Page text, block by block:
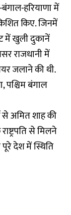
हरियाणा में
किए. जिनमें
में खुली दुकानें
राजधानी में
जलाने की थी.
पश्चिम बंगाल
अमित शाह की
से मिलने
देश में स्थिति